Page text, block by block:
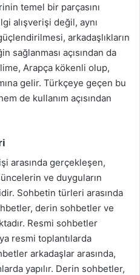
temel bir parçasını
alışverişi değil, aynı
arkadaşlıkların
sağlanması açısından da
Arapça kökenli olup,
gelir. Türkçeye geçen bu
de kullanım açısından
arasında gerçekleşen,
ve duyguların
Sohbetin türleri arasında
derin sohbetler ve
Resmi sohbetler
resmi toplantılarda
arkadaşlar arasında,
yapılır. Derin sohbetler,